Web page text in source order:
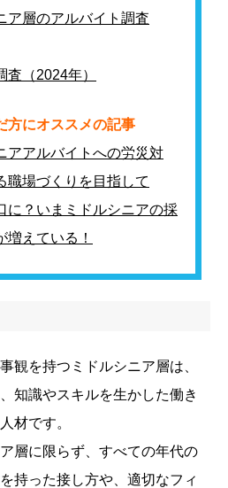
ア層のアルバイト調査
（2024年）
にオススメの記事
アアルバイトへの労災対
職場づくりを目指して
に？いまミドルシニアの採
増えている！
観を持つミドルシニア層は、
知識やスキルを生かした働き
材です。
層に限らず、すべての年代の
持った接し方や、適切なフィ